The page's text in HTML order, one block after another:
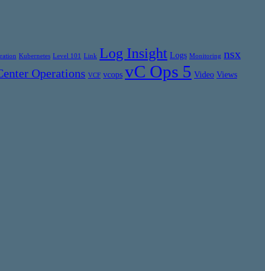
Kubernetes Level 101 Link Log Insight Logs Monitoring nsx
Operations VCF vcops vC Ops 5 Video Views